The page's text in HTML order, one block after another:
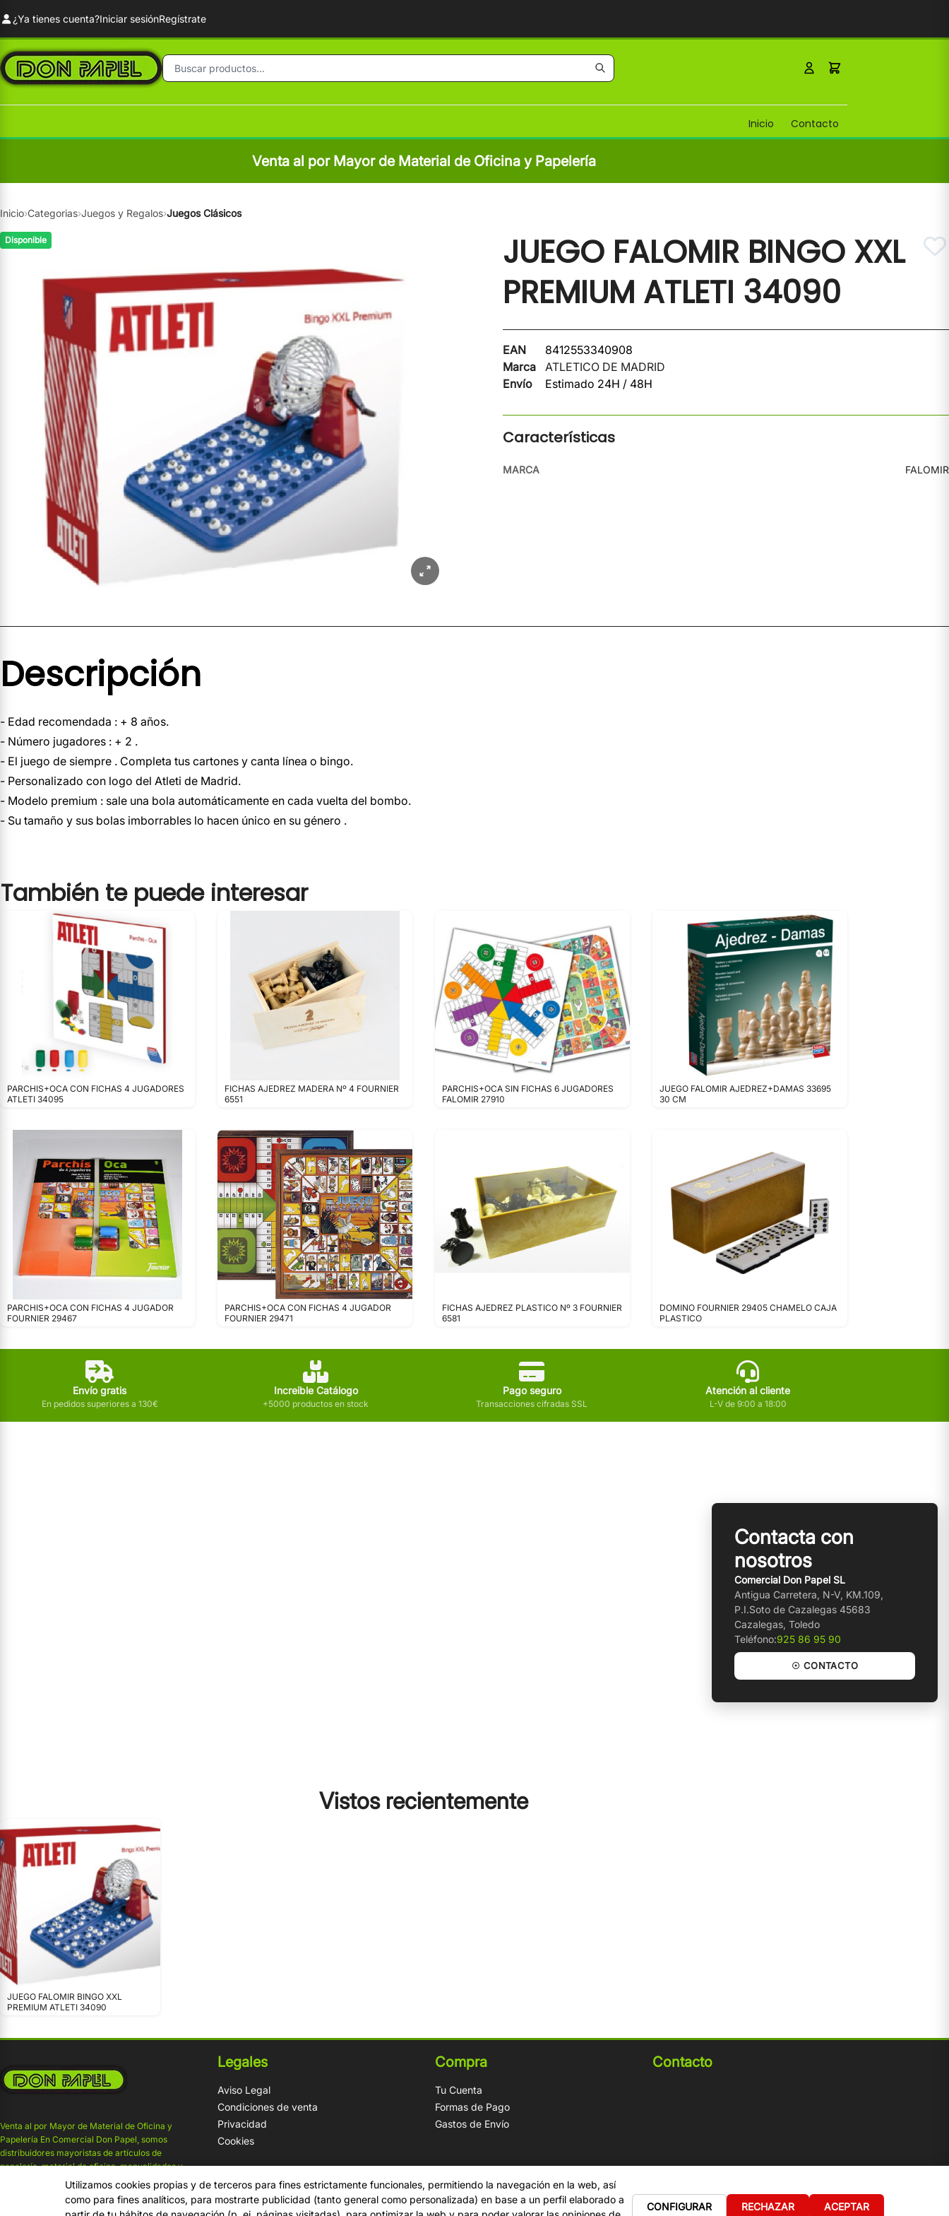
¿Ya tienes cuenta?Iniciar sesiónRegístrate
Inicio Contacto
Venta al por Mayor de Material de Oficina y Papelería
Inicio›Categorias›Juegos y Regalos›Juegos Clásicos
Disponible
JUEGO FALOMIR BINGO XXL
PREMIUM ATLETI 34090
EAN
8412553340908
Marca
ATLETICO DE MADRID
Envío
Estimado 24H / 48H
Características
MARCA FALOMIR
Descripción
- Edad recomendada : + 8 años.
- Número jugadores : + 2 .
- El juego de siempre . Completa tus cartones y canta línea o bingo.
- Personalizado con logo del Atleti de Madrid.
- Modelo premium : sale una bola automáticamente en cada vuelta del bombo.
- Su tamaño y sus bolas imborrables lo hacen único en su género .
También te puede interesar
PARCHIS+OCA CON FICHAS 4 JUGADORES
ATLETI 34095
FICHAS AJEDREZ MADERA Nº 4 FOURNIER
6551
PARCHIS+OCA SIN FICHAS 6 JUGADORES
FALOMIR 27910
JUEGO FALOMIR AJEDREZ+DAMAS 33695
30 CM
PARCHIS+OCA CON FICHAS 4 JUGADOR
FOURNIER 29467
PARCHIS+OCA CON FICHAS 4 JUGADOR
FOURNIER 29471
FICHAS AJEDREZ PLASTICO Nº 3 FOURNIER
6581
DOMINO FOURNIER 29405 CHAMELO CAJA
PLASTICO
Envío gratis
En pedidos superiores a 130€
Increible Catálogo
+5000 productos en stock
Pago seguro
Transacciones cifradas SSL
Atención al cliente
L-V de 9:00 a 18:00
Contacta con
nosotros
Comercial Don Papel SL
Antigua Carretera, N-V, KM.109,
P.I.Soto de Cazalegas 45683
Cazalegas, Toledo
Teléfono:925 86 95 90
☉ CONTACTO
Vistos recientemente
JUEGO FALOMIR BINGO XXL
PREMIUM ATLETI 34090
Venta al por Mayor de Material de Oficina y
Papelería En Comercial Don Papel, somos
distribuidores mayoristas de artículos de
papelería, material de oficina, manualidades y
material escolar.
Legales
Aviso Legal
Condiciones de venta
Privacidad
Cookies
Compra
Tu Cuenta
Formas de Pago
Gastos de Envío
Contacto
Utilizamos cookies propias y de terceros para fines estrictamente funcionales, permitiendo la navegación en la web, así
como para fines analíticos, para mostrarte publicidad (tanto general como personalizada) en base a un perfil elaborado a
CONFIGURAR RECHAZAR ACEPTAR